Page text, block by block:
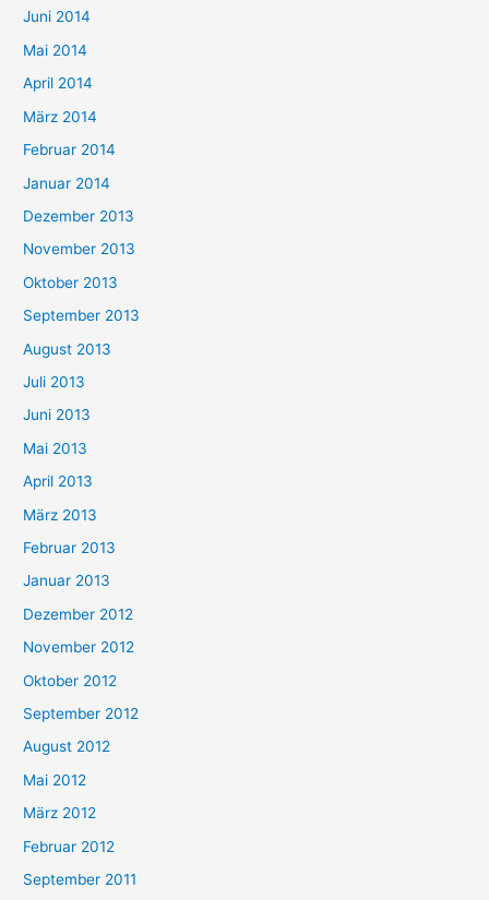
Juni 2014
Mai 2014
April 2014
März 2014
Februar 2014
Januar 2014
Dezember 2013
November 2013
Oktober 2013
September 2013
August 2013
Juli 2013
Juni 2013
Mai 2013
April 2013
März 2013
Februar 2013
Januar 2013
Dezember 2012
November 2012
Oktober 2012
September 2012
August 2012
Mai 2012
März 2012
Februar 2012
September 2011